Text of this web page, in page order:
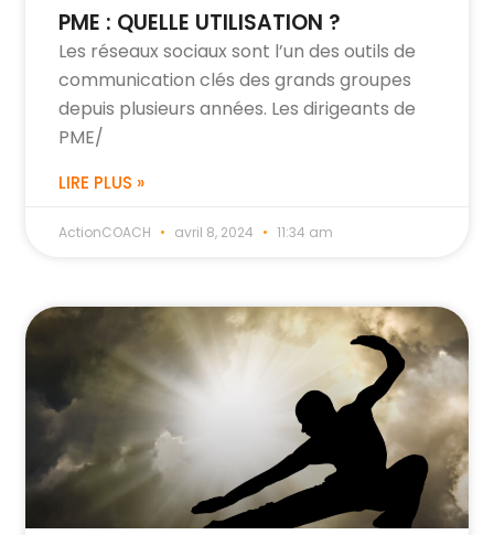
PME : QUELLE UTILISATION ?
Les réseaux sociaux sont l’un des outils de
communication clés des grands groupes
depuis plusieurs années. Les dirigeants de
PME/
LIRE PLUS »
ActionCOACH avril 8, 2024 11:34 am